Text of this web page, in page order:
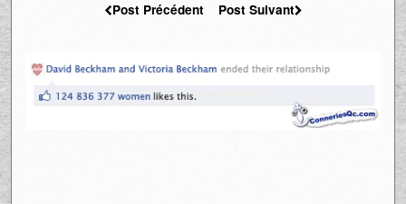
Post Précédent Post Suivant